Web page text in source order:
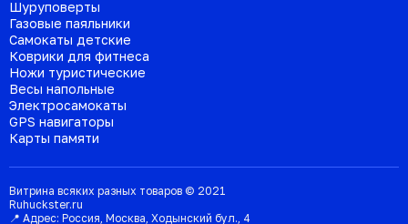
Шуруповерты
Газовые паяльники
Самокаты детские
Коврики для фитнеса
Ножи туристические
Весы напольные
Электросамокаты
GPS навигаторы
Карты памяти
Витрина всяких разных товаров © 2021
Ruhuckster.ru
📍 Адрес: Россия, Москва, Ходынский бул., 4